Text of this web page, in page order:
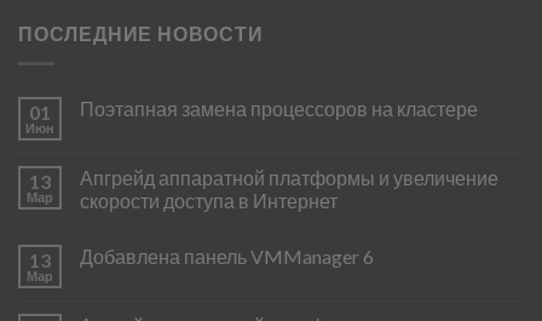
ПОСЛЕДНИЕ НОВОСТИ
01
Июн
Поэтапная замена процессоров на кластере
13
Мар
Апгрейд аппаратной платформы и увеличение
скорости доступа в Интернет
13
Мар
Добавлена панель VMManager 6